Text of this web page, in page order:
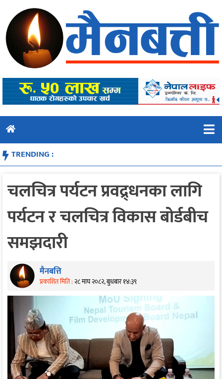
content
TRENDING :
चलचित्र पर्यटन प्रवद्र्धनका लागि
पर्यटन र चलचित्र विकास बोर्डबीच
समझदारी
मैनबत्ति
प्रकाशित मिति :२८ माघ २०८२, बुधबार १४:३९